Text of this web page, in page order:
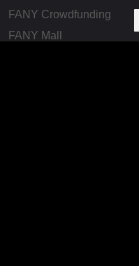
FANY Crowdfunding
FANY Mall